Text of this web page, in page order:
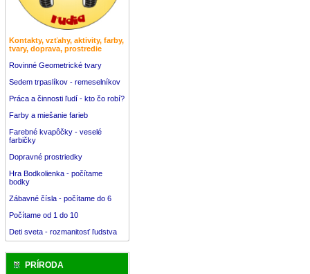
Kontakty, vzťahy, aktivity, farby,
tvary, doprava, prostredie
Rovinné Geometrické tvary
Sedem trpaslíkov - remeselníkov
Práca a činnosti ľudí - kto čo robí?
Farby a miešanie farieb
Farebné kvapôčky - veselé
farbičky
Dopravné prostriedky
Hra Bodkolienka - počítame
bodky
Zábavné čísla - počítame do 6
Počítame od 1 do 10
Deti sveta - rozmanitosť ľudstva
PRÍRODA